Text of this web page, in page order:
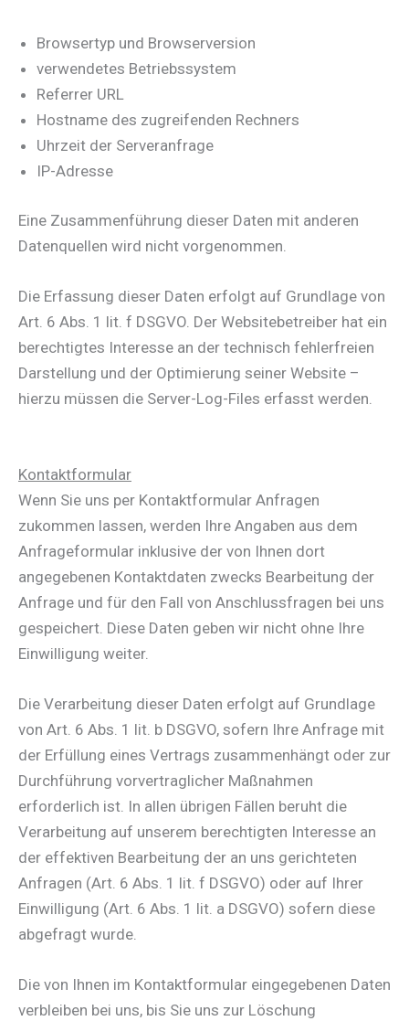
Browsertyp und Browserversion
verwendetes Betriebssystem
Referrer URL
Hostname des zugreifenden Rechners
Uhrzeit der Serveranfrage
IP-Adresse
Eine Zusammenführung dieser Daten mit anderen
Datenquellen wird nicht vorgenommen.
Die Erfassung dieser Daten erfolgt auf Grundlage von
Art. 6 Abs. 1 lit. f DSGVO. Der Websitebetreiber hat ein
berechtigtes Interesse an der technisch fehlerfreien
Darstellung und der Optimierung seiner Website –
hierzu müssen die Server-Log-Files erfasst werden.
Kontaktformular
Wenn Sie uns per Kontaktformular Anfragen
zukommen lassen, werden Ihre Angaben aus dem
Anfrageformular inklusive der von Ihnen dort
angegebenen Kontaktdaten zwecks Bearbeitung der
Anfrage und für den Fall von Anschlussfragen bei uns
gespeichert. Diese Daten geben wir nicht ohne Ihre
Einwilligung weiter.
Die Verarbeitung dieser Daten erfolgt auf Grundlage
von Art. 6 Abs. 1 lit. b DSGVO, sofern Ihre Anfrage mit
der Erfüllung eines Vertrags zusammenhängt oder zur
Durchführung vorvertraglicher Maßnahmen
erforderlich ist. In allen übrigen Fällen beruht die
Verarbeitung auf unserem berechtigten Interesse an
der effektiven Bearbeitung der an uns gerichteten
Anfragen (Art. 6 Abs. 1 lit. f DSGVO) oder auf Ihrer
Einwilligung (Art. 6 Abs. 1 lit. a DSGVO) sofern diese
abgefragt wurde.
Die von Ihnen im Kontaktformular eingegebenen Daten
verbleiben bei uns, bis Sie uns zur Löschung